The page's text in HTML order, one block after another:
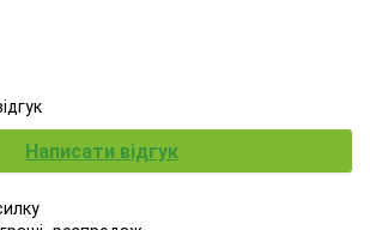
Написати відгук